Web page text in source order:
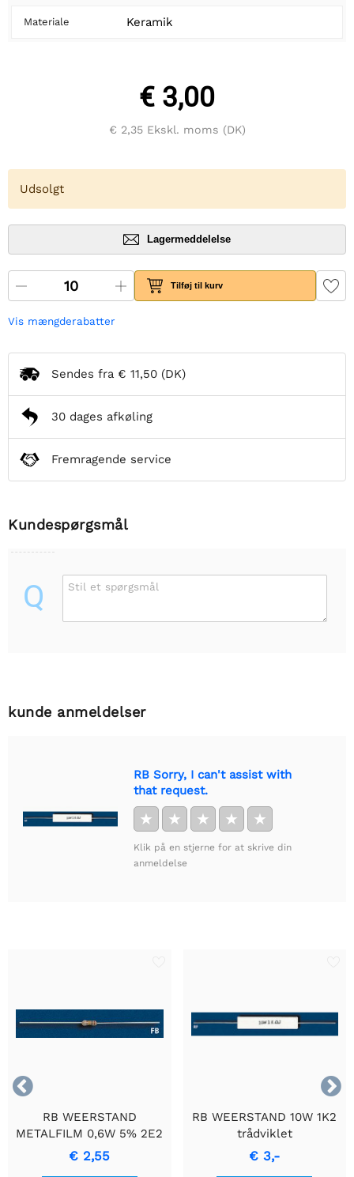
Materiale Keramik
€ 3,00
€ 2,35Ekskl. moms (DK)
Udsolgt
Lagermeddelelse
Tilføj til kurv
Vis mængderabatter
Sendes fra € 11,50 (DK)
30 dages afkøling
Fremragende service
Kundespørgsmål
Q Stil et spørgsmål
kunde anmeldelser
RB Sorry, I can't assist with
that request.
★ ★ ★ ★ ★
Klik på en stjerne for at skrive din
anmeldelse


RB WEERSTAND
METALFILM 0,6W 5% 2E2
- Holdbar
Præcisionsmodstand
€ 2,55
RB WEERSTAND 10W 1K2
trådviklet
cementmodstand med
keramisk hus.
€ 3,-